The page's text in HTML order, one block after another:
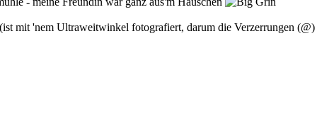
mit 'nem Ultraweitwinkel fotografiert, darum die Verzerrungen